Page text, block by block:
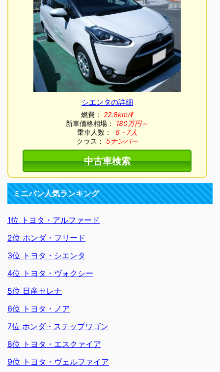
シエンタの詳細
燃費： 22.8km/ℓ
新車価格相場： 180万円～
乗車人数： 6・7人
クラス： 5ナンバー
中古車検索
ミニバン人気ランキング
1位 トヨタ・アルファード
2位 ホンダ・フリード
3位 トヨタ・シエンタ
4位 トヨタ・ヴォクシー
5位 日産セレナ
6位 トヨタ・ノア
7位 ホンダ・ステップワゴン
8位 トヨタ・エスクァイア
9位 トヨタ・ヴェルファイア